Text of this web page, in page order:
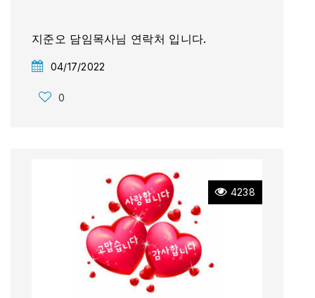
지준오 담임목사님 연락처 입니다.
04/17/2022
0
4238